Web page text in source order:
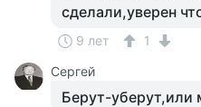
сделали,уверен
9 лет
1
Сергей
Берут-уберут,или